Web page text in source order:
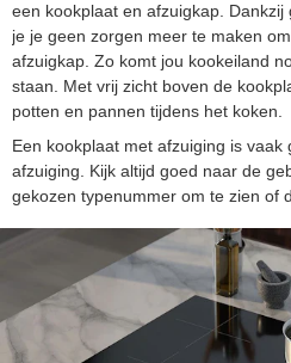
een kookplaat en afzuigkap.
je je geen zorgen meer te maken
afzuigkap. Zo komt jou kookeiland
staan. Met vrij zicht boven de
potten en pannen tijdens het koken.
Een kookplaat met afzuiging is
afzuiging. Kijk altijd goed naar de
gekozen typenummer om te zien of